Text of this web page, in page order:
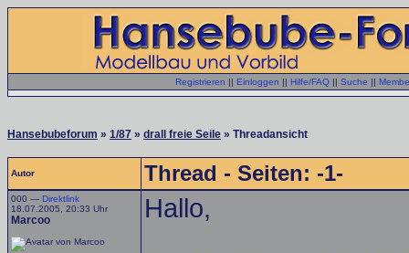
Registrieren || Einloggen || Hilfe/FAQ || Suche ||
Hansebubeforum » 1/87 » drall freie Seile » Threadansicht
Autor Thread - Seiten: -1-
000 — Direktlink
18.07.2005, 20:33 Uhr
Marcoo Hallo,